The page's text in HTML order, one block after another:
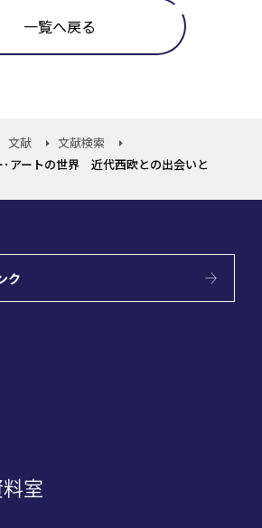
一覧へ戻る
文献
文献検索
アートの世界 近代西欧との出会いと
ク
室